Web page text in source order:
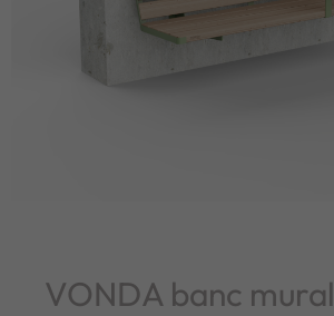
VONDA banc mural